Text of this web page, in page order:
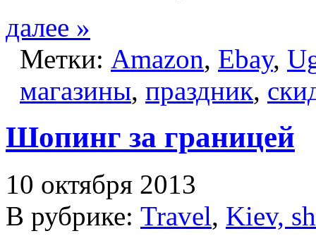
далее »
Метки: Amazon, Ebay,
магазины, праздник,
Шопинг за границей
10 октября 2013
В рубрике: Travel, Kiev,